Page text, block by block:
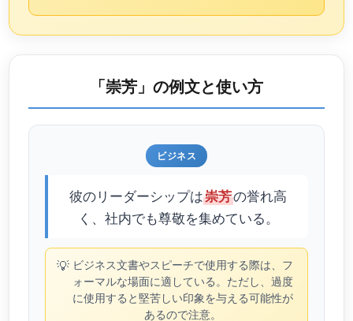
「崇芳」の例文と使い方
ビジネス
彼のリーダーシップは崇芳の誉れ高
く、社内でも尊敬を集めている。
💡 ビジネス文書やスピーチで使用する際は、フ
ォーマルな場面に適している。ただし、過度
に使用すると堅苦しい印象を与える可能性が
あるので注意。